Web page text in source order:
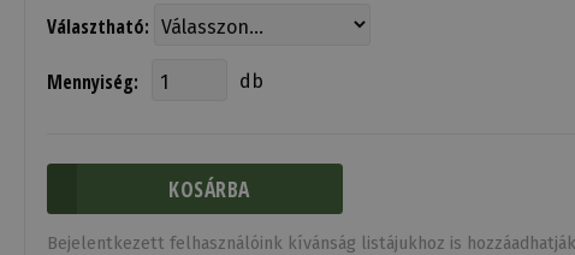
Választható:
Mennyiség: db
Bejelentkezett felhasználóink kívánság listájukhoz is